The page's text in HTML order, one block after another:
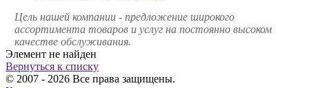
Цель нашей компании - предложение широкого
ассортимента товаров и услуг на постоянно высоком
качестве обслуживания.
Элемент не найден
Вернуться к списку
© 2007 - 2026 Все права защищены.